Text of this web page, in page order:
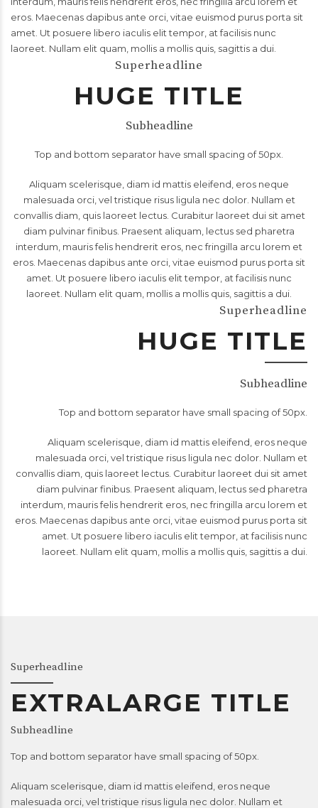
eros. Maecenas dapibus ante orci, vitae euismod purus porta sit
amet. Ut posuere libero iaculis elit tempor, at facilisis nunc
laoreet. Nullam elit quam, mollis a mollis quis, sagittis a dui.
Superheadline
HUGE TITLE
Subheadline
Top and bottom separator have small spacing of 50px.
Aliquam scelerisque, diam id mattis eleifend, eros neque
malesuada orci, vel tristique risus ligula nec dolor. Nullam et
convallis diam, quis laoreet lectus. Curabitur laoreet dui sit amet
diam pulvinar finibus. Praesent aliquam, lectus sed pharetra
interdum, mauris felis hendrerit eros, nec fringilla arcu lorem et
eros. Maecenas dapibus ante orci, vitae euismod purus porta sit
amet. Ut posuere libero iaculis elit tempor, at facilisis nunc
laoreet. Nullam elit quam, mollis a mollis quis, sagittis a dui.
Superheadline
HUGE TITLE
Subheadline
Top and bottom separator have small spacing of 50px.
Aliquam scelerisque, diam id mattis eleifend, eros neque
malesuada orci, vel tristique risus ligula nec dolor. Nullam et
convallis diam, quis laoreet lectus. Curabitur laoreet dui sit amet
diam pulvinar finibus. Praesent aliquam, lectus sed pharetra
interdum, mauris felis hendrerit eros, nec fringilla arcu lorem et
eros. Maecenas dapibus ante orci, vitae euismod purus porta sit
amet. Ut posuere libero iaculis elit tempor, at facilisis nunc
laoreet. Nullam elit quam, mollis a mollis quis, sagittis a dui.
Superheadline
EXTRALARGE TITLE
Subheadline
Top and bottom separator have small spacing of 50px.
Aliquam scelerisque, diam id mattis eleifend, eros neque
malesuada orci, vel tristique risus ligula nec dolor. Nullam et